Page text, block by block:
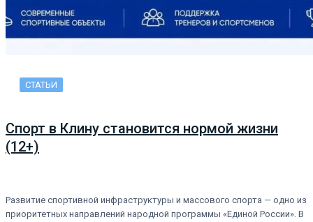
СТАТЬИ
Спорт в Клину становится нормой жизни
(12+)
Развитие спортивной инфраструктуры и массового спорта — одно из
приоритетных направлений народной программы «Единой России». В